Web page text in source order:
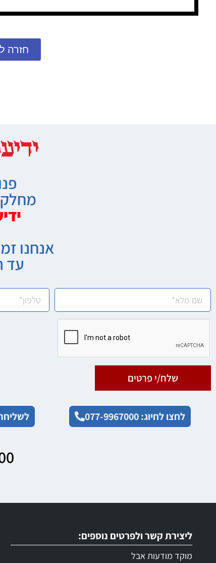
חזרה
אנחנו
עד
שלח/י פרטים
לחצו לחיוג: 077-9967000
ליצירת קשר ולפרטים נוספים:
מוקד מודעות אבל